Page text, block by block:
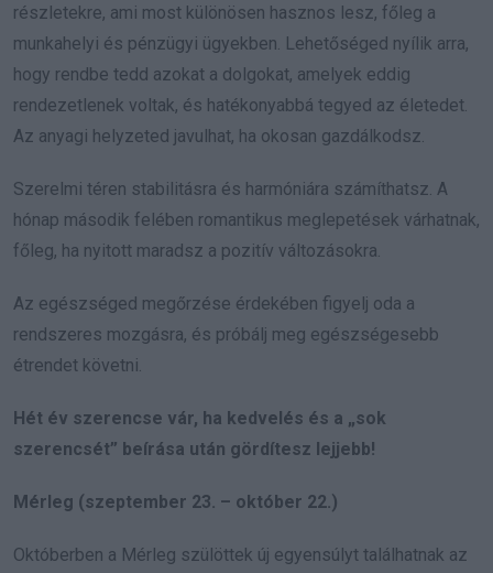
részletekre, ami most különösen hasznos lesz, főleg a
munkahelyi és pénzügyi ügyekben. Lehetőséged nyílik arra,
hogy rendbe tedd azokat a dolgokat, amelyek eddig
rendezetlenek voltak, és hatékonyabbá tegyed az életedet.
Az anyagi helyzeted javulhat, ha okosan gazdálkodsz.
Szerelmi téren stabilitásra és harmóniára számíthatsz. A
hónap második felében romantikus meglepetések várhatnak,
főleg, ha nyitott maradsz a pozitív változásokra.
Az egészséged megőrzése érdekében figyelj oda a
rendszeres mozgásra, és próbálj meg egészségesebb
étrendet követni.
Hét év szerencse vár, ha kedvelés és a „sok
szerencsét” beírása után gördítesz lejjebb!
Mérleg (szeptember 23. – október 22.)
Októberben a Mérleg szülöttek új egyensúlyt találhatnak az